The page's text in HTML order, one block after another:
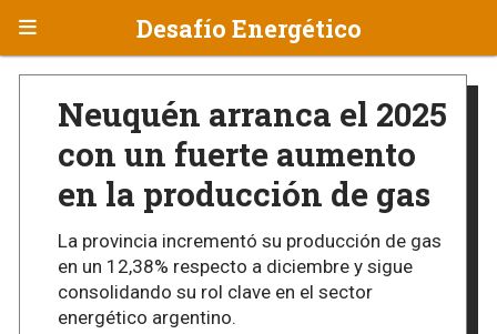
Desafío Energético
Neuquén arranca el 2025
con un fuerte aumento
en la producción de gas
La provincia incrementó su producción de gas
en un 12,38% respecto a diciembre y sigue
consolidando su rol clave en el sector
energético argentino.